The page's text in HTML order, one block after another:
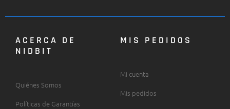
ACERCA DE
NIDBIT
Quiénes Somos
Políticas de Garantías
MIS PEDIDOS
Mi cuenta
Mis pedidos